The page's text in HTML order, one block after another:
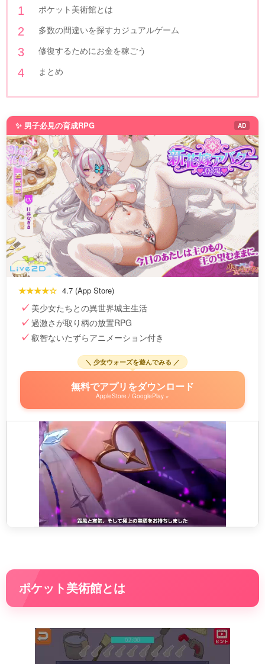
ポケット美術館とは
多数の間違いを探すカジュアルゲーム
修復するためにお金を稼ごう
まとめ
✨ 男子必見の育成RPG AD
★★★★☆ 4.7 (App Store)
美少女たちとの異世界城主生活
過激さが取り柄の放置RPG
叡智ないたずらアニメーション付き
＼ 少女ウォーズを遊んでみる ／
無料でアプリをダウンロード
AppleStore / GooglePlay »
ポケット美術館とは
動